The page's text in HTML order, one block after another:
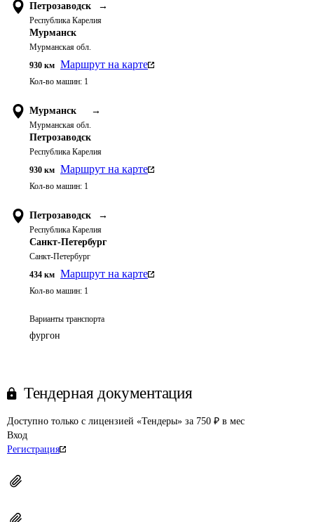
Петрозаводск →
Республика Карелия
Мурманск
Мурманская обл.
930 км Маршрут на карте
Кол-во машин: 1
Мурманск →
Мурманская обл.
Петрозаводск
Республика Карелия
930 км Маршрут на карте
Кол-во машин: 1
Петрозаводск →
Республика Карелия
Санкт-Петербург
Санкт-Петербург
434 км Маршрут на карте
Кол-во машин: 1
Варианты транспорта
фургон
Тендерная документация
Доступно только с лицензией «Тендеры» за 750 ₽ в мес
Вход
Регистрация